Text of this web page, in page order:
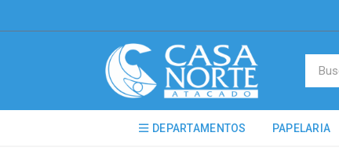
DEPARTAMENTOS PAPELARIA